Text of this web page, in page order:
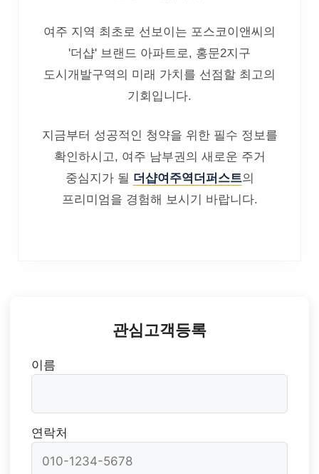
여주 지역 최초로 선보이는 포스코이앤씨의
'더샵' 브랜드 아파트로, 홍문2지구
도시개발구역의 미래 가치를 선점할 최고의
기회입니다.
지금부터 성공적인 청약을 위한 필수 정보를
확인하시고, 여주 남부권의 새로운 주거
중심지가 될 더샵여주역더퍼스트의
프리미엄을 경험해 보시기 바랍니다.
관심고객등록
이름
연락처